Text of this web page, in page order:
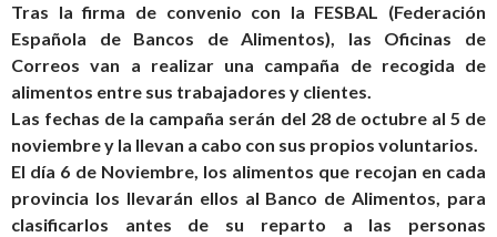
Tras la firma de convenio con la FESBAL (Federación
Española de Bancos de Alimentos), las Oficinas de
Correos van a realizar una campaña de recogida de
alimentos entre sus trabajadores y clientes.
Las fechas de la campaña serán del 28 de octubre al 5 de
noviembre y la llevan a cabo con sus propios voluntarios.
El día 6 de Noviembre, los alimentos que recojan en cada
provincia los llevarán ellos al Banco de Alimentos, para
clasificarlos antes de su reparto a las personas